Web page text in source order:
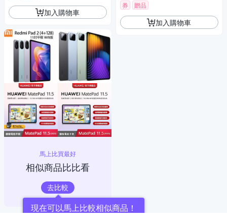
加入購物車
馬上比買最好
相似商品比比看
去比較
現在可以馬上比較相似商品！
券 贈品
加入購物車